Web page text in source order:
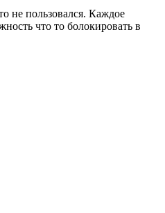
не пользовался. Каждое
что то болокировать в